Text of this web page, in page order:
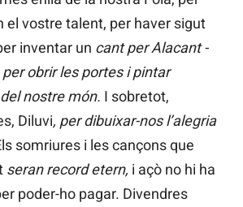
el vostre talent, per haver sigut
inventar un cant per Alacant -
obrir les portes i pintar
nostre món. I sobretot,
Diluvi, per dibuixar-nos l’alegria
somriures i les cançons que
seran record etern, i açò no hi ha
poder-ho pagar. Divendres